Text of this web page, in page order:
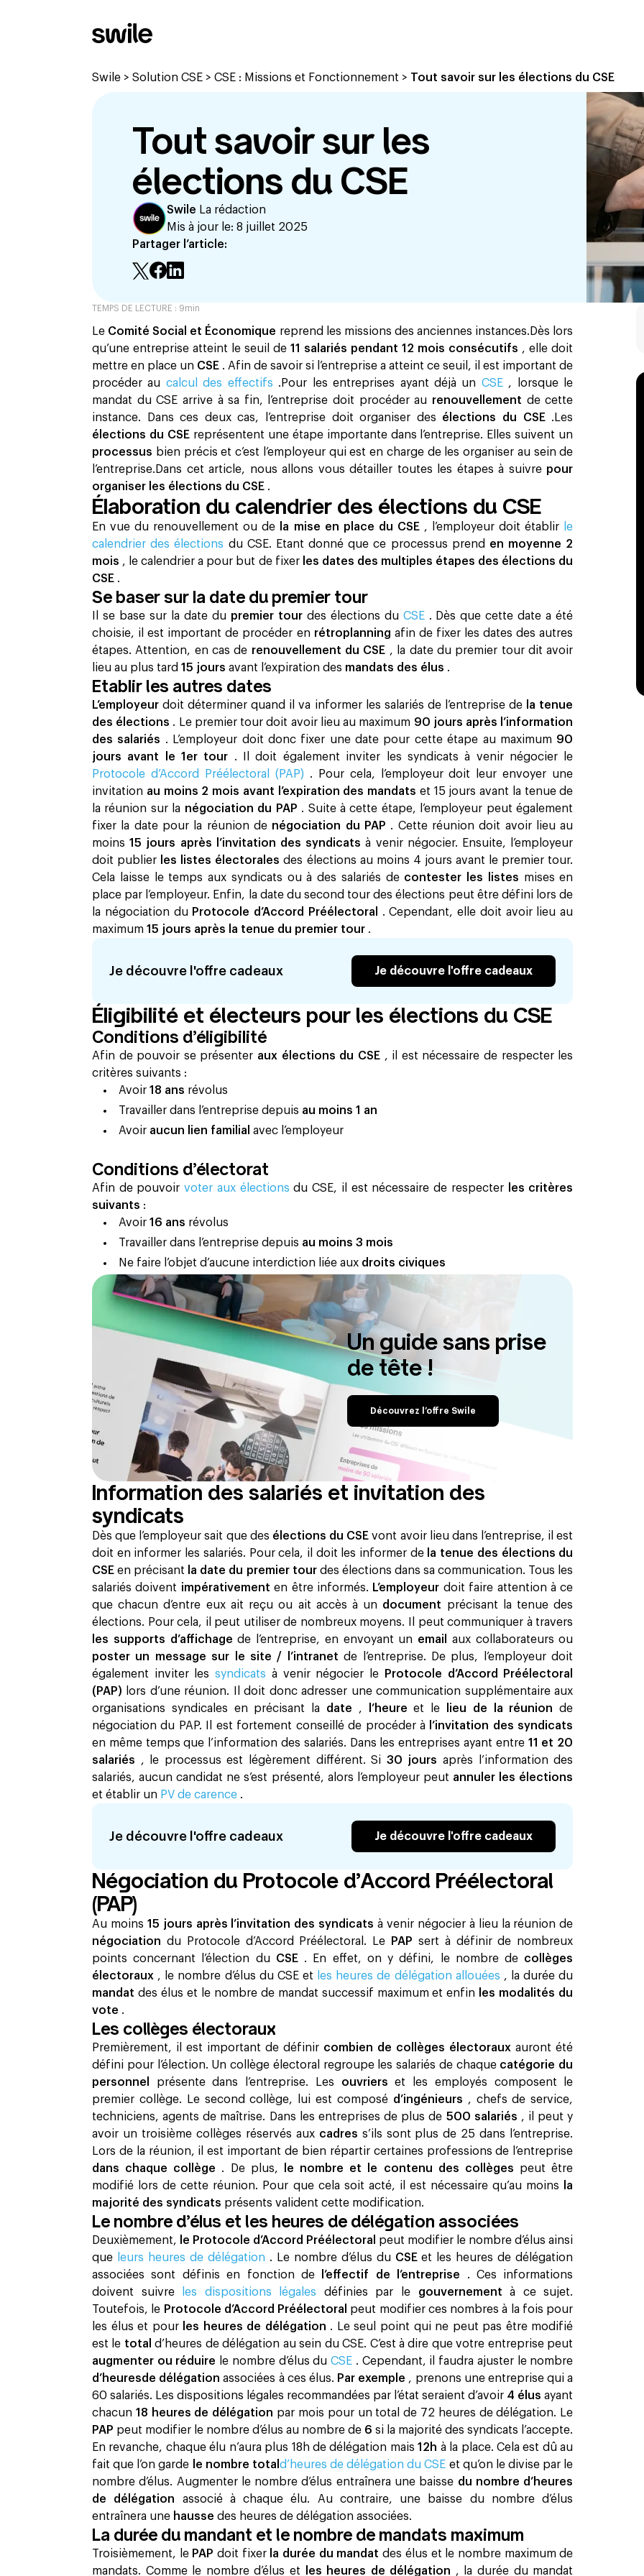
Swile > Solution CSE > CSE : Missions et Fonctionnement > Tout savoir sur les élections du CSE
Tout savoir sur les
élections du CSE
Swile La rédaction
Mis à jour le: 8 juillet 2025
Partager l’article:
TEMPS DE LECTURE : 9min
Le Comité Social et Économique reprend les missions des anciennes instances.Dès lors
qu’une entreprise atteint le seuil de11 salariés pendant 12 mois consécutifs , elle doit
mettre en place un CSE . Afin de savoir si l’entreprise a atteint ce seuil, il est important de
procéder au calcul des effectifs .Pour les entreprises ayant déjà un CSE , lorsque le
mandat du CSE arrive à sa fin, l’entreprise doit procéder au renouvellement de cette
instance. Dans ces deux cas, l’entreprise doit organiser des élections du CSE .Les
élections du CSE représentent une étape importante dans l’entreprise. Elles suivent un
processus bien précis et c’est l’employeur qui est en charge de les organiser au sein de
l’entreprise.Dans cet article, nous allons vous détailler toutes les étapes à suivre pour
organiser les élections du CSE .
Élaboration du calendrier des élections du CSE
En vue du renouvellement ou de la mise en place du CSE , l’employeur doit établir
le
calendrier des élections du CSE. Etant donné que ce processus prend en moyenne 2
mois , le calendrier a pour but de fixer les dates des multiples étapes des élections du
CSE . ‍
Se baser sur la date du premier tour
Il se base sur la date du premier tour des élections du CSE . Dès que cette date a été
choisie, il est important de procéder en rétroplanning afin de fixer les dates des autres
étapes. Attention, en cas de renouvellement du CSE , la date du premier tour dit avoir
lieu au plus tard 15 jours avant l’expiration des mandats des élus . ‍
Etablir les autres dates
L’employeurdoit déterminer quand il va informer les salariés de l’entreprise de
la tenue
des élections . Le premier tour doit avoir lieu au maximum 90 jours après l’information
des salariés . L’employeur doit donc fixer une date pour cette étape au maximum 90
jours avant le 1er tour . Il doit également inviter les syndicats à venir négocier le
Protocole d’Accord Préélectoral (PAP) . Pour cela, l’employeur doit leur envoyer une
invitation au moins 2 mois avant l’expiration des mandats et 15 jours avant la tenue de
la réunion sur la négociation du PAP . Suite à cette étape, l’employeur peut également
fixer la date pour la réunion de négociation du PAP . Cette réunion doit avoir lieu au
moins15 jours après l’invitation des syndicatsà venir négocier. Ensuite, l’employeur
doit publier
les listes électoralesdes élections au moins 4 jours avant le premier tour.
Cela laisse le temps aux syndicats ou à des salariés de contester les listes mises en
place par l’employeur. Enfin, la date du second tour des élections peut être défini lors de
la négociation du Protocole d’Accord Préélectoral . Cependant, elle doit avoir lieu au
maximum 15 jours après la tenue du premier tour .
Je découvre l'offre cadeaux Je découvre l'offre cadeaux
Éligibilité et électeurs pour les élections du CSE
Conditions d’éligibilité
Afin de pouvoir se présenter aux élections du CSE , il est nécessaire de respecter les
critères suivants :
Avoir 18 ans révolus
Travailler dans l’entreprise depuis au moins 1 an
Avoir aucun lien familial avec l’employeur
Conditions d’électorat
Afin de pouvoirvoter aux électionsdu CSE, il est nécessaire de respecter
les critères
suivants :
Avoir 16 ans révolus
Travailler dans l’entreprise depuis au moins 3 mois
Ne faire l’objet d’aucune interdiction liée aux droits civiques‍
Un guide sans prise
de tête !
Découvrez l’offre Swile
Information des salariés et invitation des
syndicats
Dès que l’employeur sait que des élections du CSEvont avoir lieu dans l’entreprise, il est
doit en informer les salariés. Pour cela, il doit les informer de la tenue des élections du
CSEen précisant la date du premier tour des élections dans sa communication. Tous les
salariés doivent impérativementen être informés. L’employeur doit faire attention à ce
que chacun d’entre eux ait reçu ou ait accès à un document précisant la tenue des
élections. Pour cela, il peut utiliser de nombreux moyens. Il peut communiquer à travers
les supports d’affichagede l’entreprise, en envoyant un email aux collaborateurs ou
poster un message sur le site / l’intranetde l’entreprise. De plus, l’employeur doit
également inviter lessyndicats à venir négocier le
Protocole d’Accord Préélectoral
(PAP)
lors d’une réunion. Il doit donc adresser une communication supplémentaire aux
organisations syndicales en précisant la date , l’heureet le lieu de la réunionde
négociation du PAP. Il est fortement conseillé de procéder à l’invitation des syndicats
en même temps que l’information des salariés. Dans les entreprises ayant entre 11 et 20
salariés , le processus est légèrement différent. Si 30 joursaprès l’information des
salariés, aucun candidat ne s’est présenté, alors l’employeur peut annuler les élections
et établir un PV de carence .
Je découvre l'offre cadeaux Je découvre l'offre cadeaux
Négociation du Protocole d’Accord Préélectoral
(PAP)
Au moins 15 jours après l’invitation des syndicatsà venir négocier à lieu la réunion de
négociation du Protocole d’Accord Préélectoral. Le PAP sert à définir de nombreux
points concernant l’élection du CSE . En effet, on y défini, le nombre de collèges
électoraux , le nombre d’élus du CSE et les heures de délégation allouées , la durée du
mandat des élus et le nombre de mandat successif maximum et enfin
les modalités du
vote . ‍
Les collèges électoraux
Premièrement, il est important de définir combien de collèges électorauxauront été
défini pour l’élection. Un collège électoral regroupe les salariés de chaque catégorie du
personnel présente dans l’entreprise. Les ouvrierset les employés composent le
premier collège. Le second collège, lui est composé d’ingénieurs , chefs de service,
techniciens, agents de maîtrise. Dans les entreprises de plus de 500 salariés , il peut y
avoir un troisième collèges réservés aux cadres s’ils sont plus de 25 dans l’entreprise.
Lors de la réunion, il est important de bien répartir certaines professions de l’entreprise
dans chaque collège . De plus, le nombre et le contenu des collèges peut être
modifié lors de cette réunion. Pour que cela soit acté, il est nécessaire qu’au moins
la
majorité des syndicats présents valident cette modification. ‍
Le nombre d’élus et les heures de délégation associées
Deuxièmement, le Protocole d’Accord Préélectoral peut modifier le nombre d’élus ainsi
que
leurs heures de délégation . Le nombre d’élus du CSEet les heures de délégation
associées sont définis en fonction de
l’effectif de l’entreprise . Ces informations
doivent suivre
les dispositions légales définies par le gouvernementà ce sujet.
Toutefois, le Protocole d’Accord Préélectoral peut modifier ces nombres à la fois pour
les élus et pour
les heures de délégation . Le seul point qui ne peut pas être modifié
est le totald’heures de délégation au sein du CSE. C’est à dire que votre entreprise peut
augmenter ou réduire
le nombre d’élus duCSE . Cependant, il faudra ajuster le nombre
d’heuresde délégationassociées à ces élus. Par exemple , prenons une entreprise qui a
60 salariés. Les dispositions légales recommandées par l’état seraient d’avoir 4 élusayant
chacun 18 heures de délégation par mois pour un total de 72 heures de délégation. Le
PAP peut modifier le nombre d’élus au nombre de 6si la majorité des syndicats l’accepte.
En revanche, chaque élu n’aura plus 18h de délégation mais12h à la place. Cela est dû au
fait que l’on garde
le nombre total d’heures de délégation du CSE et qu’on le divise par le
nombre d’élus. Augmenter le nombre d’élus entraînera une baisse du nombre d’heures
de délégation associé à chaque élu. Au contraire, une baisse du nombre d’élus
entraînera une hausse des heures de délégation associées. ‍
La durée du mandant et le nombre de mandats maximum
Troisièmement, le PAPdoit fixer la durée du mandatdes élus et le nombre maximum de
mandats. Comme le nombre d’élus et
les heures de délégation , la durée du mandat